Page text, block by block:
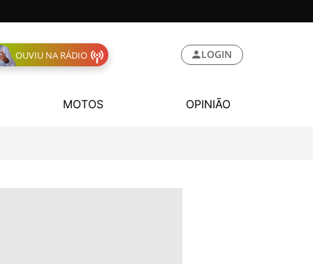
OUVIU NA RÁDIO LOGIN
MOTOS OPINIÃO